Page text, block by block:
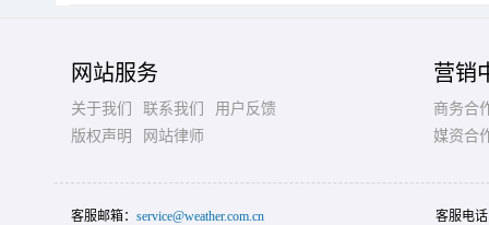
网站服务
关于我们 联系我们
用户反馈
版权声明
网站律师
营销
商务合
媒资合
客服邮箱： service@weather.com.cn 客服电